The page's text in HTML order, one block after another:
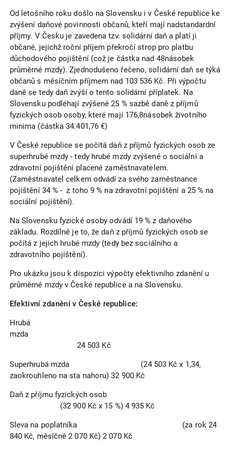
Od letošního roku došlo na Slovensku i v České republice ke
zvýšení daňové povinnosti občanů, kteří mají nadstandardní
příjmy. V Česku je zavedena tzv. solidární daň a platí ji
občané, jejichž roční příjem překročí strop pro platbu
důchodového pojištění (což je částka nad 48násobek
průměrné mzdy). Zjednodušeno řečeno, solidární daň se týká
občanů s měsíčním příjmem nad 103 536 Kč. Při výpočtu
daně se tedy daň zvýší o tento solidární příplatek. Na
Slovensku podléhají zvýšené 25 % sazbě daně z příjmů
fyzických osob osoby, které mají 176,8násobek životního
minima (částka 34.401,76 €)
V České republice se počítá daň z příjmů fyzických osob ze
superhrubé mzdy - tedy hrubé mzdy zvýšené o sociální a
zdravotní pojištění placené zaměstnavatelem.
(Zaměstnavatel celkem odvádí za svého zaměstnance
pojištění 34 % - z toho 9 % na zdravotní pojištění a 25 % na
sociální pojištění).
Na Slovensku fyzické osoby odvádí 19 % z daňového
základu. Rozdílné je to, že daň z příjmů fyzických osob se
počítá z jejich hrubé mzdy (tedy bez sociálního a
zdravotního pojištění).
Pro ukázku jsou k dispozici výpočty efektivního zdanění u
průměrné mzdy v České republice a na Slovensku.
Efektivní zdanění v České republice:
Hrubá
mzda
24 503 Kč
Superhrubá mzda (24 503 Kč x 1,34,
zaokrouhleno na sta nahoru) 32 900 Kč
Daň z příjmu fyzických osob
(32 900 Kč x 15 %) 4 935 Kč
Sleva na poplatníka (za rok 24
840 Kč, měsíčně 2 070 Kč) 2 070 Kč